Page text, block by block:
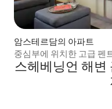
암스테르담의 아파트
중심부에 위치한 고급 펜
스헤베닝언 해변